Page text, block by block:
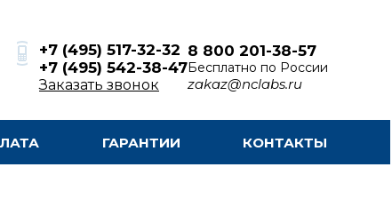
+7 (495) 517-32-32
+7 (495) 542-38-47
Заказать звонок
8 800 201-38-57
Бесплатно по России
zakaz@nclabs.ru
ГАРАНТИИ КОНТАКТЫ